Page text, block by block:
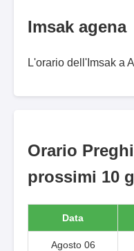
Imsak agena
L'orario dell'Imsak a
Orario
prossimi 10
Data
Agosto 06